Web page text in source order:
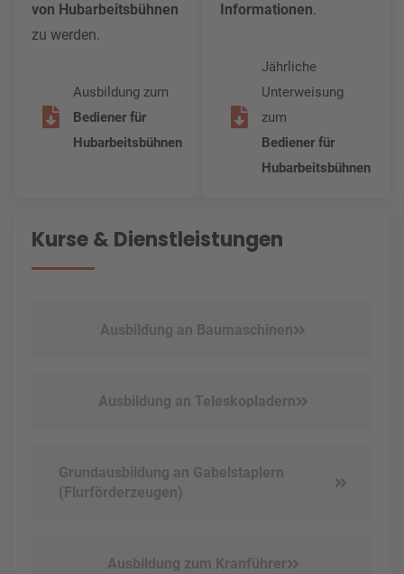
von Hubarbeitsbühnen
zu werden.
Ausbildung zum
Bediener für
Hubarbeitsbühnen
Informationen.
Jährliche
Unterweisung
zum
Bediener für
Hubarbeitsbühnen
Kurse & Dienstleistungen
Ausbildung an Baumaschinen
Ausbildung an Teleskopladern
Grundausbildung an Gabelstaplern
(Flurförderzeugen)
Ausbildung zum Kranführer